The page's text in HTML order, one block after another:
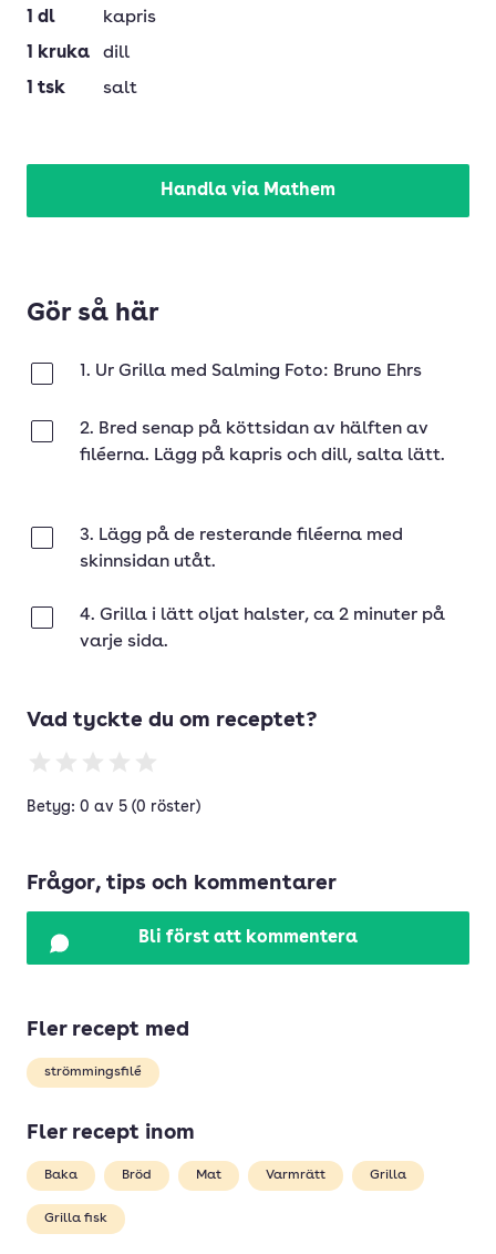
1 dl
kapris
1
kruka
dill
1 tsk salt
Handla via Mathem
Gör så här
1. Ur Grilla med Salming Foto: Bruno Ehrs
2. Bred senap på köttsidan av hälften av
filéerna. Lägg på kapris och dill, salta lätt.
3. Lägg på de resterande filéerna med
skinnsidan utåt.
4. Grilla i lätt oljat halster, ca 2 minuter på
varje sida.
Vad tyckte du om receptet?
Betyg: 0 av 5 (0 röster)
Frågor, tips och kommentarer
Bli först att kommentera
Fler recept med
strömmingsfilé
Fler recept inom
Baka Bröd Mat Varmrätt Grilla
Grilla fisk